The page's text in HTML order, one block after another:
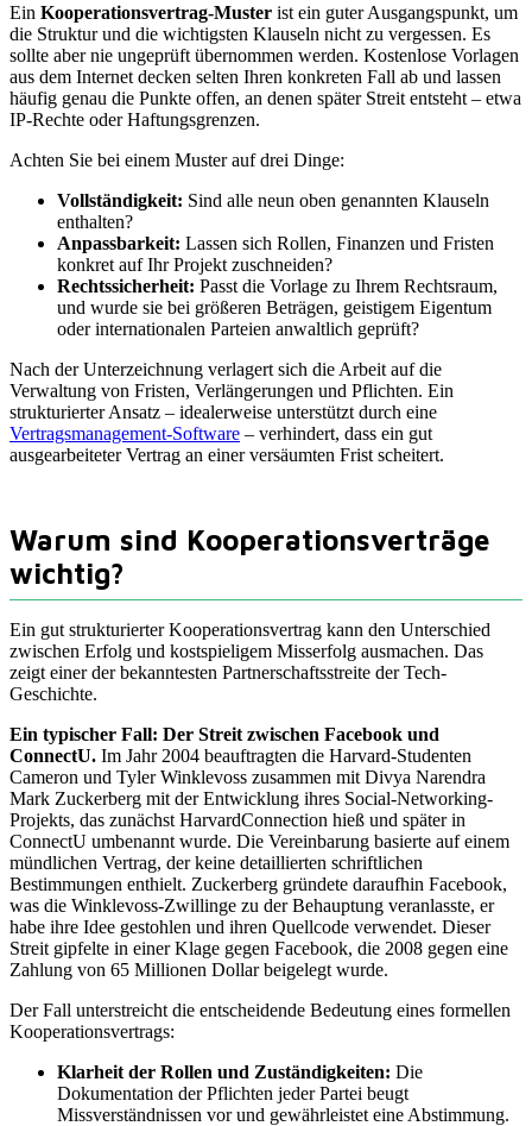
Ein Kooperationsvertrag-Muster ist ein guter Ausgangspunkt, um
die Struktur und die wichtigsten Klauseln nicht zu vergessen. Es
sollte aber nie ungeprüft übernommen werden. Kostenlose Vorlagen
aus dem Internet decken selten Ihren konkreten Fall ab und lassen
häufig genau die Punkte offen, an denen später Streit entsteht – etwa
IP-Rechte oder Haftungsgrenzen.
Achten Sie bei einem Muster auf drei Dinge:
Vollständigkeit: Sind alle neun oben genannten Klauseln
enthalten?
Anpassbarkeit: Lassen sich Rollen, Finanzen und Fristen
konkret auf Ihr Projekt zuschneiden?
Rechtssicherheit: Passt die Vorlage zu Ihrem Rechtsraum,
und wurde sie bei größeren Beträgen, geistigem Eigentum
oder internationalen Parteien anwaltlich geprüft?
Nach der Unterzeichnung verlagert sich die Arbeit auf die
Verwaltung von Fristen, Verlängerungen und Pflichten. Ein
strukturierter Ansatz – idealerweise unterstützt durch eine
Vertragsmanagement-Software – verhindert, dass ein gut
ausgearbeiteter Vertrag an einer versäumten Frist scheitert.
Warum sind Kooperationsverträge
wichtig?
Ein gut strukturierter Kooperationsvertrag kann den Unterschied
zwischen Erfolg und kostspieligem Misserfolg ausmachen. Das
zeigt einer der bekanntesten Partnerschaftsstreite der Tech-
Geschichte.
Ein typischer Fall: Der Streit zwischen Facebook und
ConnectU. Im Jahr 2004 beauftragten die Harvard-Studenten
Cameron und Tyler Winklevoss zusammen mit Divya Narendra
Mark Zuckerberg mit der Entwicklung ihres Social-Networking-
Projekts, das zunächst HarvardConnection hieß und später in
ConnectU umbenannt wurde. Die Vereinbarung basierte auf einem
mündlichen Vertrag, der keine detaillierten schriftlichen
Bestimmungen enthielt. Zuckerberg gründete daraufhin Facebook,
was die Winklevoss-Zwillinge zu der Behauptung veranlasste, er
habe ihre Idee gestohlen und ihren Quellcode verwendet. Dieser
Streit gipfelte in einer Klage gegen Facebook, die 2008 gegen eine
Zahlung von 65 Millionen Dollar beigelegt wurde.
Der Fall unterstreicht die entscheidende Bedeutung eines formellen
Kooperationsvertrags:
Klarheit der Rollen und Zuständigkeiten: Die
Dokumentation der Pflichten jeder Partei beugt
Missverständnissen vor und gewährleistet eine Abstimmung.